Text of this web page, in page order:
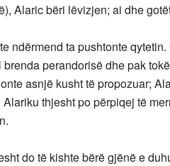
Alaric bëri lëvizjen; ai dhe
ndërmend ta pushtonte
brenda perandorisë dhe pak
asnjë kusht të propozuar;
thjesht po përpiqej të
do të kishte bërë gjënë e